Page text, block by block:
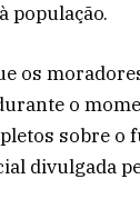
população.
os
o
sobre o
divulgada